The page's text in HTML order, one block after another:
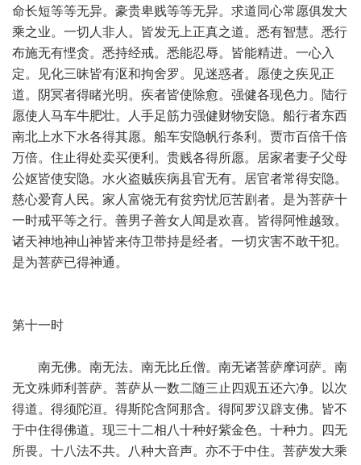
命长短等等无异。豪贵卑贱等等无异。求道同心常愿俱发大
乘之业。一切人非人。皆发无上正真之道。悉有智慧。悉行
布施无有悭贪。悉持经戒。悉能忍辱。皆能精进。一心入
定。见化三昧皆有沤和拘舍罗。见迷惑者。愿使之疾见正
道。阴冥者得睹光明。疾者皆使除愈。强健各现色力。陆行
愿使人马车牛肥壮。人手足筋力强健财物安隐。船行者东西
南北上水下水各得其愿。船车安隐帆行条利。贾市百倍千倍
万倍。住止得处卖买便利。贵贱各得所愿。居家者妻子父母
公妪皆使安隐。水火盗贼疾病县官无有。居官者常得安隐。
慈心爱育人民。家人富饶无有贫穷忧厄苦剧者。是为菩萨十
一时戒平等之行。善男子善女人闻是欢喜。皆得阿惟越致。
诸天神地神山神皆来侍卫带持是经者。一切灾害不敢干犯。
是为菩萨已得神通。
第十一时
南无佛。南无法。南无比丘僧。南无诸菩萨摩诃萨。南
无文殊师利菩萨。菩萨从一数二随三止四观五还六净。以次
得道。得须陀洹。得斯陀含阿那含。得阿罗汉辟支佛。皆不
于中住得佛道。现三十二相八十种好紫金色。十种力。四无
所畏。十八法不共。八种大音声。亦不于中住。菩萨发大乘